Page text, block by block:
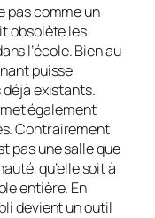
pas comme un
obsolète les
l’école. Bien au
puisse
déjà existants.
également
Contrairement
pas une salle que
qu’elle soit à
entière. En
devient un outil